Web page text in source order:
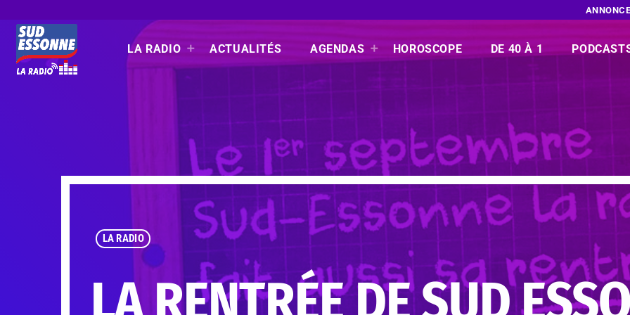
LA RADIO ACTUALITÉS AGENDAS HOROSCOPE DE 40 À 1
LA RADIO
LA RENTRÉE DE SUD